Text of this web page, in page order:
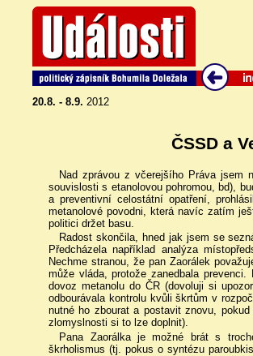
20.8. - 8.9. 2012
ČSSD a
Nad zprávou z včerejšího Práva jsem
souvislosti s etanolovou pohromou, bd),
a preventivní celostátní opatření,
metanolové povodni, která navíc zatím
politici držet basu.
Radost skončila, hned jak jsem se
Předcházela například analýza
Nechme stranou, že pan Zaorálek
může vláda, protože zanedbala
dovoz metanolu do ČR (dovoluji si
odbourávala kontrolu kvůli škrtům v
nutné ho zbourat a postavit znovu,
zlomyslnosti si to lze doplnit).
Pana Zaorálka je možné brát s
škrholismus (tj. pokus o syntézu